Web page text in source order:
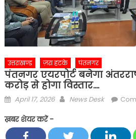
उत्तराखण्ड ज़रा हटके पंतनगर
पंतनगर एयरपोर्ट बनेगा
करोड़ से होगा विस्तार….
Posted
April 17, 2026 Author
News Desk
ख़बर शेयर करें -